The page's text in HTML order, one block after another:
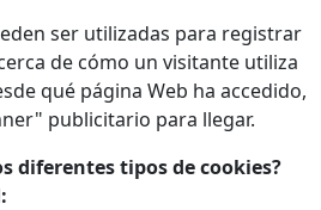
ser utilizadas para registrar
de cómo un visitante utiliza
qué página Web ha accedido,
publicitario para llegar.
diferentes tipos de cookies?